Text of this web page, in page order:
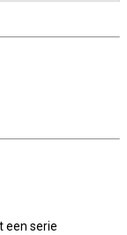
een serie